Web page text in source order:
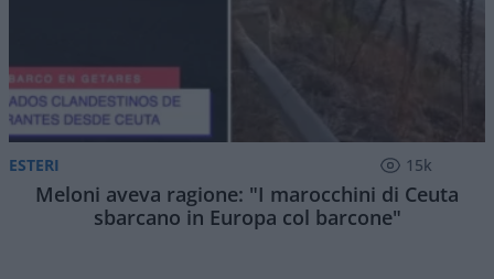
ESTERI 15k
Meloni aveva ragione: "I marocchini di Ceuta
sbarcano in Europa col barcone"